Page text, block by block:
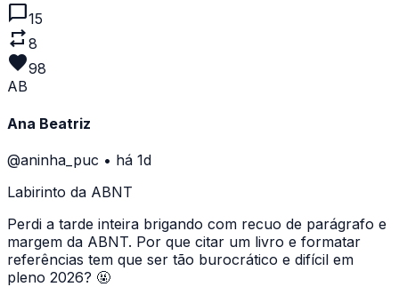
chat_bubble15
repeat8
favorite98
AB
Ana Beatriz
@aninha_puc • há 1d
Labirinto da ABNT
Perdi a tarde inteira brigando com recuo de parágrafo e
margem da ABNT. Por que citar um livro e formatar
referências tem que ser tão burocrático e difícil em
pleno 2026? 🤬